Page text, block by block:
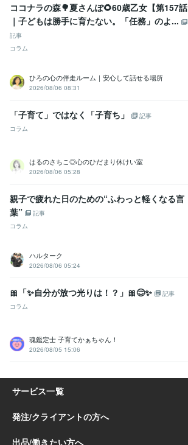
ココナラの森🌳夏さんぽ🌻60歳乙女【第157話
｜子どもは勝手に育たない。「任務」のよ...
記事
コラム
ひろの心の伴走ルーム｜安心して話せる場所
2026/08/06 08:31
「子育て」ではなく「子育ち」
記事
コラム
はるのさちこ◎心のひだまり休けい室
2026/08/06 05:28
親子で疲れた日のための“ふわっと軽くなる言
葉”
記事
コラム
ハルターク
2026/08/06 05:24
🎀「✨️自分が放つ光りは！？」🎀😌✨️
記事
コラム
魂鑑定士 子育てかぁちゃん！
2026/08/05 15:06